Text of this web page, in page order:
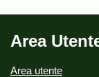
Area
Area utente